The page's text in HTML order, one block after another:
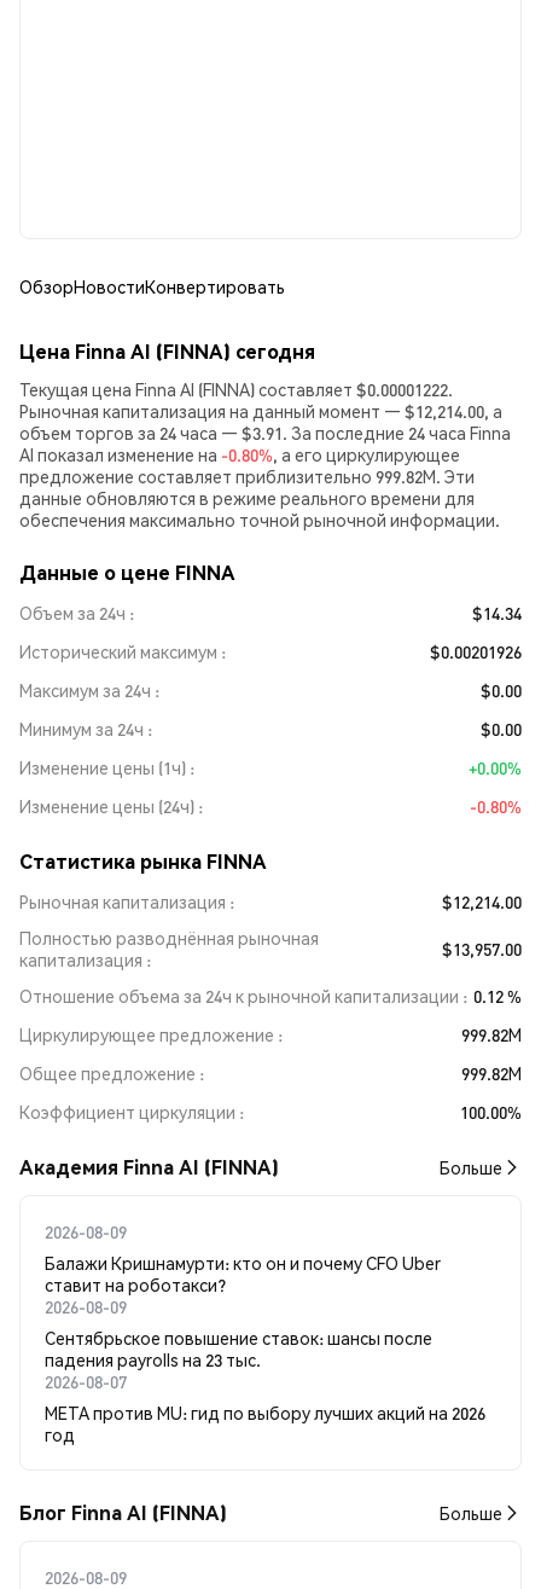
ОбзорНовостиКонвертировать
Цена Finna AI (FINNA) сегодня
Текущая цена Finna AI (FINNA) составляет $0.00001222.
Рыночная капитализация на данный момент — $12,214.00, а
объем торгов за 24 часа — $3.91. За последние 24 часа Finna
AI показал изменение на -0.80%, а его циркулирующее
предложение составляет приблизительно 999.82M. Эти
данные обновляются в режиме реального времени для
обеспечения максимально точной рыночной информации.
Данные о цене FINNA
Объем за 24ч
$14.34
Исторический максимум
$0.00201926
Максимум за 24ч
$0.00
Минимум за 24ч
$0.00
Изменение цены (1ч)
+0.00%
Изменение цены (24ч)
-0.80%
Статистика рынка FINNA
Рыночная капитализация
$12,214.00
Полностью разводнённая рыночная
капитализация
$13,957.00
Отношение объема за 24ч к рыночной капитализации
0.12 %
Циркулирующее предложение
999.82M
Общее предложение
999.82M
Коэффициент циркуляции
100.00%
Академия Finna AI (FINNA) Больше
2026-08-09
Балажи Кришнамурти: кто он и почему CFO Uber
ставит на роботакси?
2026-08-09
Сентябрьское повышение ставок: шансы после
падения payrolls на 23 тыс.
2026-08-07
META против MU: гид по выбору лучших акций на 2026
год
Блог Finna AI (FINNA) Больше
2026-08-09